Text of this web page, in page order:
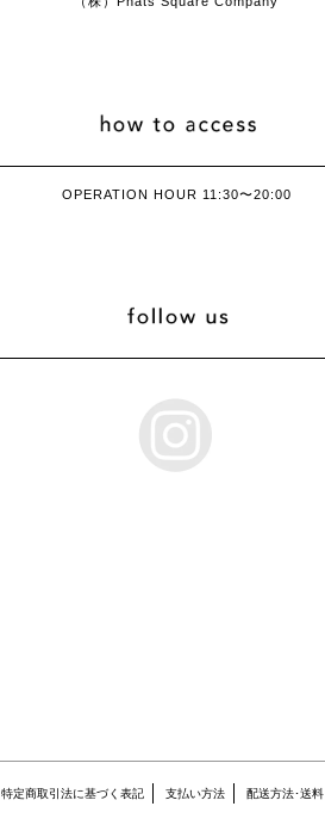
OPERATION HOUR 11:30〜20:00
特定商取引法に基づく表記 支払い方法 配送方法･送料